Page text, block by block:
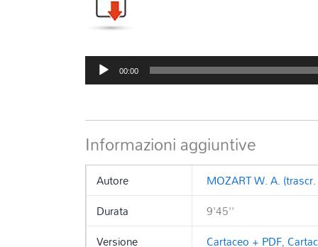
Audio
Player
00:00
Informazioni aggiuntive
Autore
MOZART W. A.
Durata
9'45''
Versione
Cartaceo + PDF,